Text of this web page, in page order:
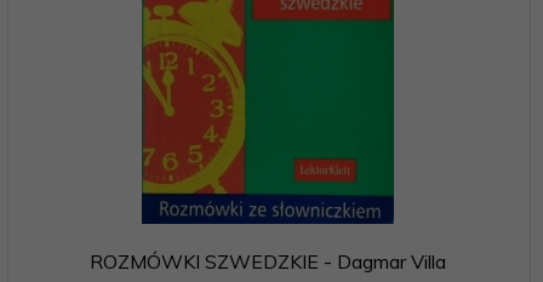
ROZMÓWKI SZWEDZKIE - Dagmar Villa